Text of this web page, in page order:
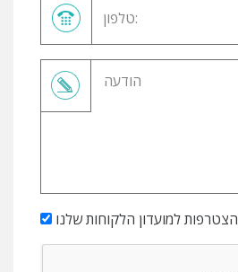
הצטרפות למועדון הלקוחות שלנו